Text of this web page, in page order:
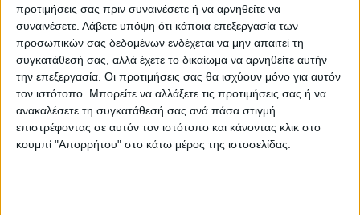
προτιμήσεις σας πριν συναινέσετε ή να αρνηθείτε να
συναινέσετε. Λάβετε υπόψη ότι κάποια επεξεργασία των
προσωπικών σας δεδομένων ενδέχεται να μην απαιτεί τη
συγκατάθεσή σας, αλλά έχετε το δικαίωμα να αρνηθείτε αυτήν
την επεξεργασία. Οι προτιμήσεις σας θα ισχύουν μόνο για αυτόν
τον ιστότοπο. Μπορείτε να αλλάξετε τις προτιμήσεις σας ή να
ανακαλέσετε τη συγκατάθεσή σας ανά πάσα στιγμή
επιστρέφοντας σε αυτόν τον ιστότοπο και κάνοντας κλικ στο
κουμπί "Απορρήτου" στο κάτω μέρος της ιστοσελίδας.
Τελευταίες Ειδήσεις Σήμερα
Ακολούθησε την εφημερίδα ΝΕΟΣ
ΑΓΩΝ στο Google News!